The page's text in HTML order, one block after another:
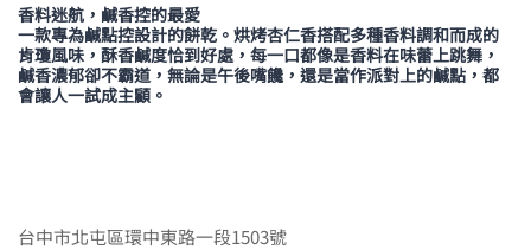
香料迷航，鹹香控的最愛
一款專為鹹點控設計的餅乾。烘烤杏仁香搭配多種香料調和而成的
肯瓊風味，酥香鹹度恰到好處，每一口都像是香料在味蕾上跳舞，
鹹香濃郁卻不霸道，無論是午後嘴饞，還是當作派對上的鹹點，都
會讓人一試成主顧。
台中市北屯區環中東路一段1503號